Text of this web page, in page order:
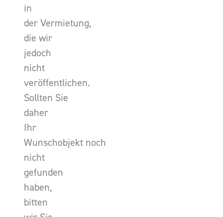
in
der Vermietung,
die wir
jedoch
nicht
veröffentlichen.
Sollten Sie
daher
Ihr
Wunschobjekt noch
nicht
gefunden
haben,
bitten